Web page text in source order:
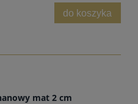
do koszyka
mat 2 cm